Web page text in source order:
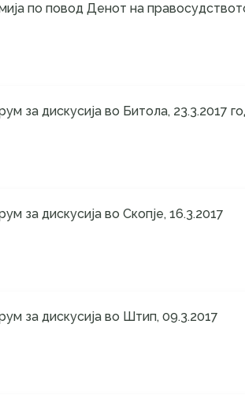
по повод Денот на
за дискусија во Битола, 23.3.2017
за дискусија во Скопје, 16.3.2017
за дискусија во Штип, 09.3.2017